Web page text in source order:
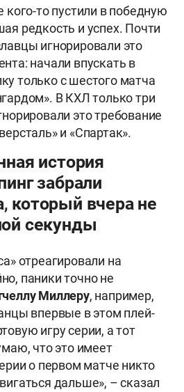
кого-то пустили в победную
редкость и успех. Почти
игнорировали это
начали впускать в
только с шестого матча
В КХЛ только три
это требование
и «Спартак».
история
забрали
который вчера не
секунды
отреагировали на
паники точно не
Миллеру, например,
впервые в этом плей-
игру серии, а тот
что это имеет
о первом матче никто
дальше», – сказал